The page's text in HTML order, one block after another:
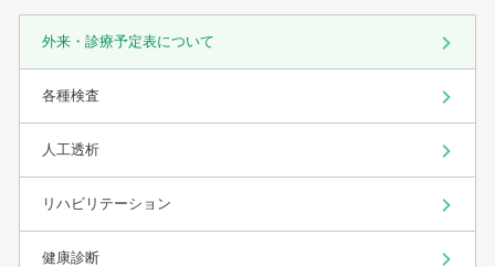
外来・診療予定表について
各種検査
人工透析
リハビリテーション
健康診断